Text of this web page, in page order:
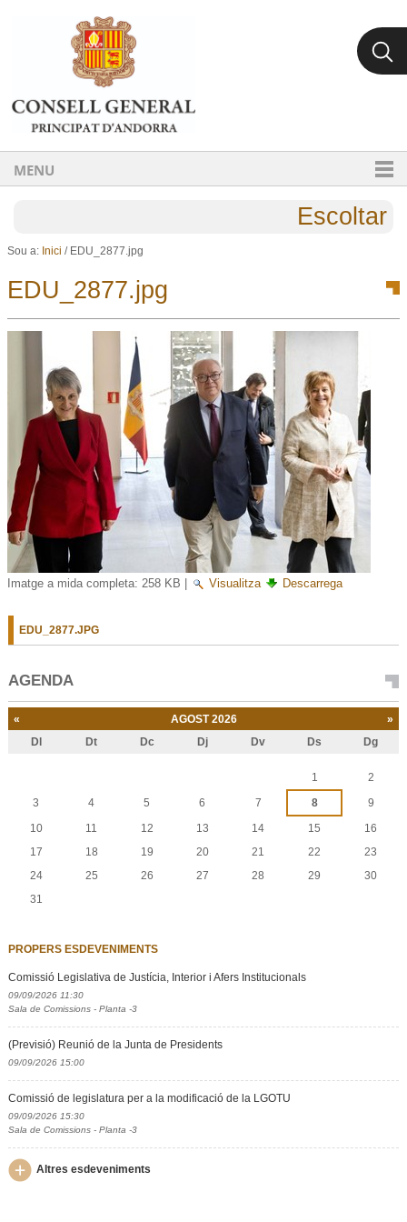
Ves al contingut.
Salta a la navegació
MENU
Escoltar
Sou a: Inici / EDU_2877.jpg
EDU_2877.jpg
Imatge a mida completa: 258 KB Visualitza Descarrega
EDU_2877.JPG
AGENDA
« AGOST 2026 »
Dl Dt Dc Dj Dv Ds Dg
1
2
3
4 5 6 7 8
9
10
11 12 13 14 15
16
17
18 19 20 21 22
23
24
25 26 27 28 29
30
31
PROPERS ESDEVENIMENTS
Comissió Legislativa de Justícia, Interior i Afers Institucionals
09/09/2026 11:30
Sala de Comissions - Planta -3
(Previsió) Reunió de la Junta de Presidents
09/09/2026 15:00
Comissió de legislatura per a la modificació de la LGOTU
09/09/2026 15:30
Sala de Comissions - Planta -3
Altres esdeveniments